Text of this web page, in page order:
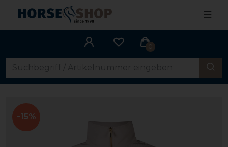
☰
0
-15%